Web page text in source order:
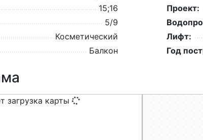
15;16
5/9
Косметический
Балкон
Проект:
Лифт:
Год
загрузка карты